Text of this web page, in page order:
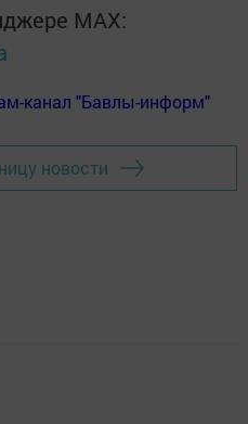
MАХ:
канал "Бавлы-информ"
новости